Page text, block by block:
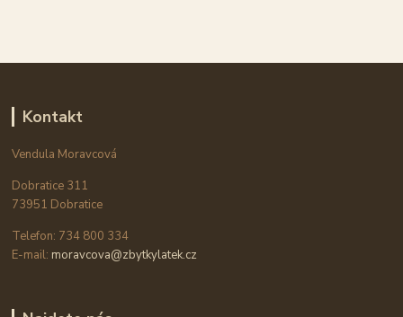
Kontakt
Vendula Moravcová
Dobratice 311
73951 Dobratice
Telefon: 734 800 334
E-mail: moravcova@zbytkylatek.cz